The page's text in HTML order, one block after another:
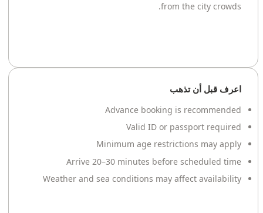
from the city crowds.
اعرف قبل أن تذهب
Advance booking is recommended
Valid ID or passport required
Minimum age restrictions may apply
Arrive 20–30 minutes before scheduled time
Weather and sea conditions may affect availability